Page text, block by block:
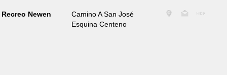
Recreo Newen
Camino A San José
Esquina Centeno